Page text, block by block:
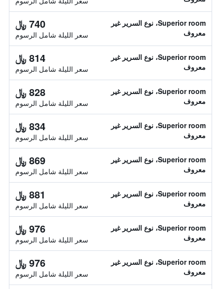
Superior room، نوع السرير غير
معروف
740 ﷼
سعر الليلة شامل الرسوم
Superior room، نوع السرير غير
معروف
814 ﷼
سعر الليلة شامل الرسوم
Superior room، نوع السرير غير
معروف
828 ﷼
سعر الليلة شامل الرسوم
Superior room، نوع السرير غير
معروف
834 ﷼
سعر الليلة شامل الرسوم
Superior room، نوع السرير غير
معروف
869 ﷼
سعر الليلة شامل الرسوم
Superior room، نوع السرير غير
معروف
881 ﷼
سعر الليلة شامل الرسوم
Superior room، نوع السرير غير
معروف
976 ﷼
سعر الليلة شامل الرسوم
Superior room، نوع السرير غير
معروف
976 ﷼
سعر الليلة شامل الرسوم